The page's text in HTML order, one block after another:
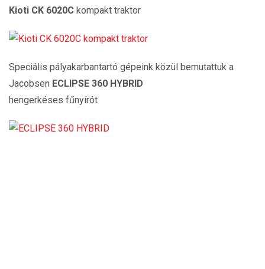
Kioti CK 6020C kompakt traktor
Speciális pályakarbantartó gépeink közül bemutattuk a
Jacobsen ECLIPSE 360 HYBRID
hengerkéses fűnyírót